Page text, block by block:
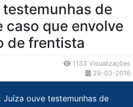
de
caso que envolve
de frentista
1133 Visualizações
29-03-2016
Juíza ouve testemunhas de